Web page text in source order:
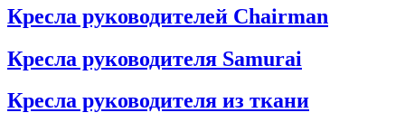
Кресла руководителей Chairman
Кресла руководителя Samurai
Кресла руководителя из ткани